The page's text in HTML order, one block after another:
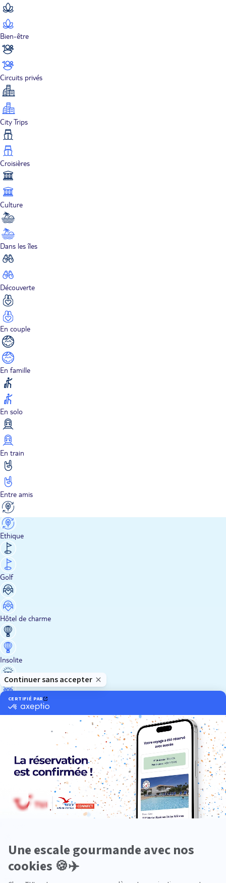
Bien-être
Circuits privés
City Trips
Croisières
Culture
Dans les îles
Découverte
En couple
En famille
En solo
En train
Entre amis
Ethique
Golf
Hôtel de charme
Insolite
Luxe
Premium